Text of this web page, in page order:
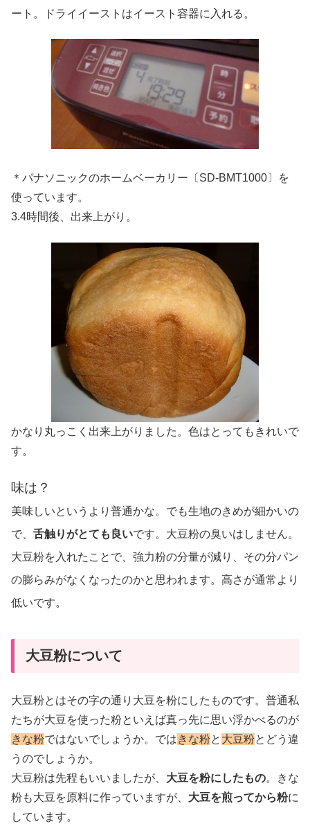
ート。ドライイーストはイースト容器に入れる。
＊パナソニックのホームベーカリー〔SD-BMT1000〕を
使っています。
3.4時間後、出来上がり。
かなり丸っこく出来上がりました。色はとってもきれいで
す。
味は？
美味しいというより普通かな。でも生地のきめが細かいの
で、 舌触りがとても良いです。大豆粉の臭いはしません。
大豆粉を入れたことで、強力粉の分量が減り、その分パン
の膨らみがなくなったのかと思われます。高さが通常より
低いです。
大豆粉について
大豆粉とはその字の通り大豆を粉にしたものです。普通私
たちが大豆を使った粉といえば真っ先に思い浮かべるのが
きな粉ではないでしょうか。ではきな粉と 大豆粉とどう違
うのでしょうか。
大豆粉は先程もいいましたが、 大豆を粉にしたもの。きな
粉も大豆を原料に作っていますが、 大豆を煎ってから粉に
しています。